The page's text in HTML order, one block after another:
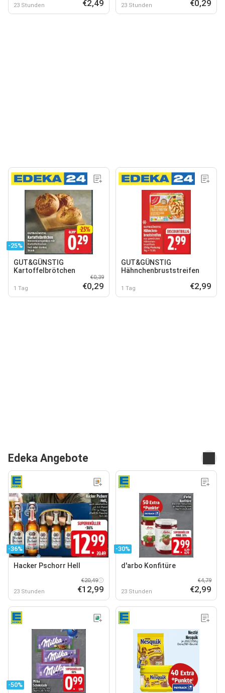
23 Stunden €2,49 23 Stunden €0,29
-25%
GUT&GÜNSTIG
Kartoffelbrötchen
1 Tag
€0,39
€0,29
GUT&GÜNSTIG
Hähnchenbruststreifen
1 Tag €2,99
Edeka Angebote
-36%
Hacker Pschorr Hell
23 Stunden
€20,49
€12,99
-30%
d'arbo Konfitüre
23 Stunden
€4,79
€2,99
-50%